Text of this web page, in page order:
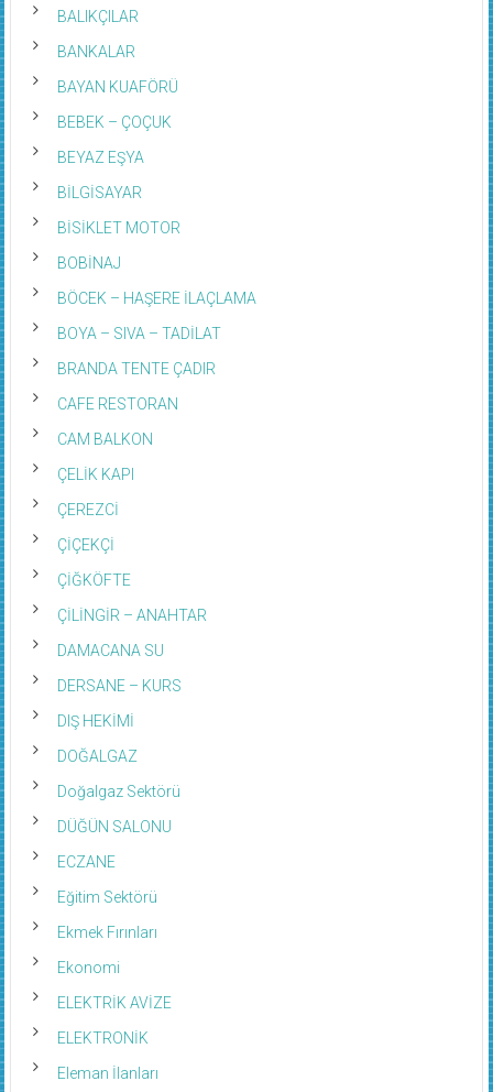
BALIKÇILAR
BANKALAR
BAYAN KUAFÖRÜ
BEBEK – ÇOÇUK
BEYAZ EŞYA
BİLGİSAYAR
BİSİKLET MOTOR
BOBİNAJ
BÖCEK – HAŞERE İLAÇLAMA
BOYA – SIVA – TADİLAT
BRANDA TENTE ÇADIR
CAFE RESTORAN
CAM BALKON
ÇELİK KAPI
ÇEREZCİ
ÇİÇEKÇİ
ÇİĞKÖFTE
ÇİLİNGİR – ANAHTAR
DAMACANA SU
DERSANE – KURS
DIŞ HEKİMİ
DOĞALGAZ
Doğalgaz Sektörü
DÜĞÜN SALONU
ECZANE
Eğitim Sektörü
Ekmek Fırınları
Ekonomi
ELEKTRİK AVİZE
ELEKTRONİK
Eleman İlanları